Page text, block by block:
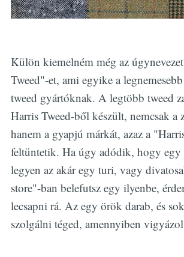
Külön kiemelném még az
Tweed"-et, ami egyike a
tweed gyártóknak. A legtöbb tweed
Harris Tweed-ből készült, nemcsak a
hanem a gyapjú márkát, azaz a
feltüntetik. Ha úgy adódik, hogy egy
legyen az akár egy turi, vagy
store"-ban belefutsz egy ilyenbe,
lecsapni rá. Az egy örök darab, és
szolgálni téged, amennyiben